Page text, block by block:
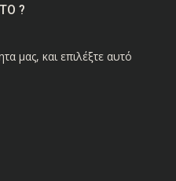
?
μας, και επιλέξτε αυτό